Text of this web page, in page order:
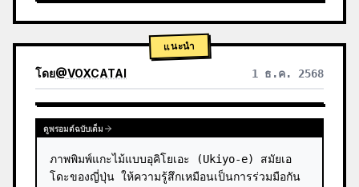
แนะนำ
โดย@VOXCATAI 1 ธ.ค. 2568
ดูพรอมต์ฉบับเต็ม
ภาพพิมพ์แกะไม้แบบอุคิโยเอะ (Ukiyo-e) สมัยเอ
โดะของญี่ปุ่น ให้ความรู้สึกเหมือนเป็นการร่วมมือกัน